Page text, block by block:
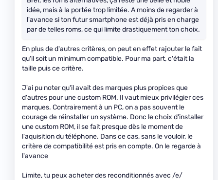
idée, mais à la portée trop limitée. A moins de regarder à
l'avance si ton futur smartphone est déjà pris en charge
par de telles roms, ce qui limite drastiquement ton choix.
En plus de d'autres critères, on peut en effet rajouter le fait
qu'il soit un minimum compatible. Pour ma part, c'était la
taille puis ce critère.
J'ai pu noter qu'il avait des marques plus propices que
d'autres pour une custom ROM. Il vaut mieux privilégier ces
marques. Contrairement à un PC, on a pas souvent le
courage de réinstaller un système. Donc le choix d'installer
une custom ROM, il se fait presque dès le moment de
l'aquisition du téléphone. Dans ce cas, sans le vouloir, le
critère de compatibilité est pris en compte. On le regarde à
l'avance
Limite, tu peux acheter des reconditionnés avec /e/